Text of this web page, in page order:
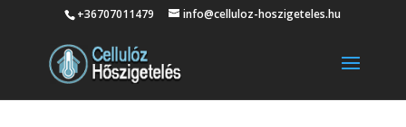
+36707011479 info@celluloz-hoszigeteles.hu